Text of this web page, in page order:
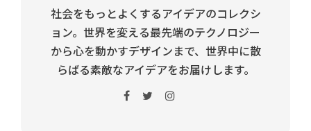
社会をもっとよくするアイデアのコレクシ
ョン。世界を変える最先端のテクノロジー
から心を動かすデザインまで、世界中に散
らばる素敵なアイデアをお届けします。